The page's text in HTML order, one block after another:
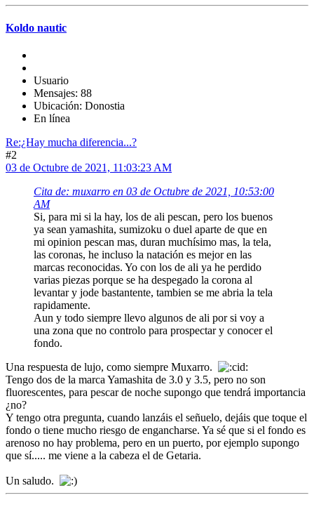
Koldo nautic
Usuario
Mensajes: 88
Ubicación: Donostia
En línea
Re:¿Hay mucha diferencia...?
#2
03 de Octubre de 2021, 11:03:23 AM
Cita de: muxarro en 03 de Octubre de 2021, 10:53:00
AM
Si, para mi si la hay, los de ali pescan, pero los buenos
ya sean yamashita, sumizoku o duel aparte de que en
mi opinion pescan mas, duran muchísimo mas, la tela,
las coronas, he incluso la natación es mejor en las
marcas reconocidas. Yo con los de ali ya he perdido
varias piezas porque se ha despegado la corona al
levantar y jode bastantente, tambien se me abria la tela
rapidamente.
Aun y todo siempre llevo algunos de ali por si voy a
una zona que no controlo para prospectar y conocer el
fondo.
Una respuesta de lujo, como siempre Muxarro.
Tengo dos de la marca Yamashita de 3.0 y 3.5, pero no son
fluorescentes, para pescar de noche supongo que tendrá importancia
¿no?
Y tengo otra pregunta, cuando lanzáis el señuelo, dejáis que toque el
fondo o tiene mucho riesgo de engancharse. Ya sé que si el fondo es
arenoso no hay problema, pero en un puerto, por ejemplo supongo
que sí..... me viene a la cabeza el de Getaria.
Un saludo.